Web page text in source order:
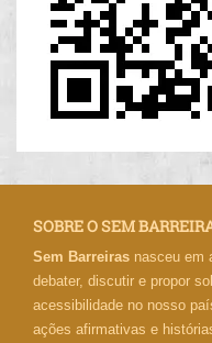
SOBRE O SEM
Sem Barreiras nasceu em
debater, discutir e propor
acessibilidade no nosso
ações afirmativas e